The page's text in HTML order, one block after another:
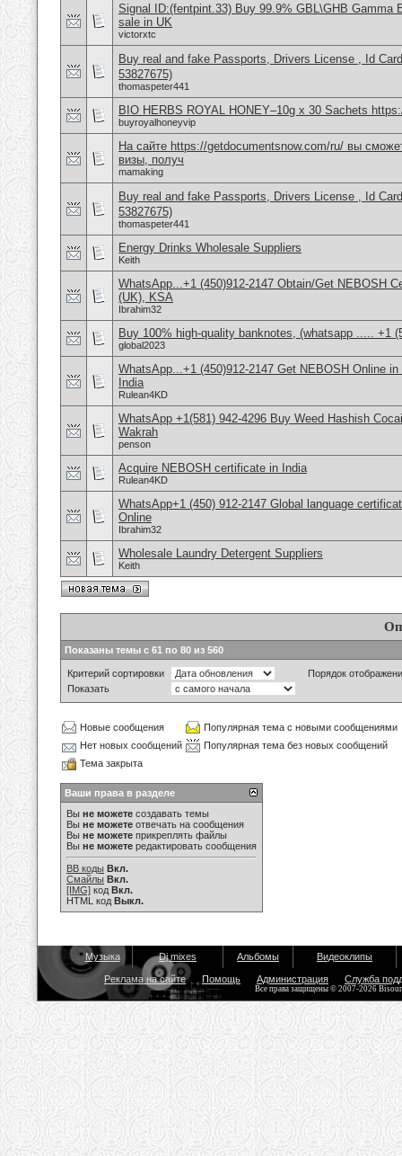
Signal ID:(fentpint.33) Buy 99.9% GBL\GHB Gamma
sale in UK
victorxtc
Buy real and fake Passports, Drivers License , Id
53827675)
thomaspeter441
BIO HERBS ROYAL HONEY–10g x 30 Sachets
buyroyalhoneyvip
На сайте https://getdocumentsnow.com/ru/ вы
визы, получ
mamaking
Buy real and fake Passports, Drivers License , Id
53827675)
thomaspeter441
Energy Drinks Wholesale Suppliers
Keith
WhatsApp...+1 (450)912-2147 Obtain/Get NEBOSH
(UK), KSA
Ibrahim32
Buy 100% high-quality banknotes, (whatsapp ..... +1
global2023
WhatsApp...+1 (450)912-2147 Get NEBOSH Online
India
Rulean4KD
WhatsApp +1(581) 942-4296 Buy Weed Hashish
Wakrah
penson
Acquire NEBOSH certificate in India
Rulean4KD
WhatsApp+1 (450) 912-2147 Global language
Online
Ibrahim32
Wholesale Laundry Detergent Suppliers
Keith
Показаны темы с 61 по 80 из 560
Критерий сортировки
Порядок
Показать
Новые сообщения
Популярная тема с новыми сообщениями
Нет новых сообщений
Популярная тема без новых сообщений
Тема закрыта
Ваши права в разделе
Вы не можете создавать темы
Вы не можете отвечать на сообщения
Вы не можете прикреплять файлы
Вы не можете редактировать сообщения
BB коды Вкл.
Смайлы Вкл.
[IMG] код Вкл.
HTML код Выкл.
Музыка Dj mixes Альбомы Видеоклипы
Реклама на сайте Помощь Администрация Служба
Все права защищены © 2007-2026